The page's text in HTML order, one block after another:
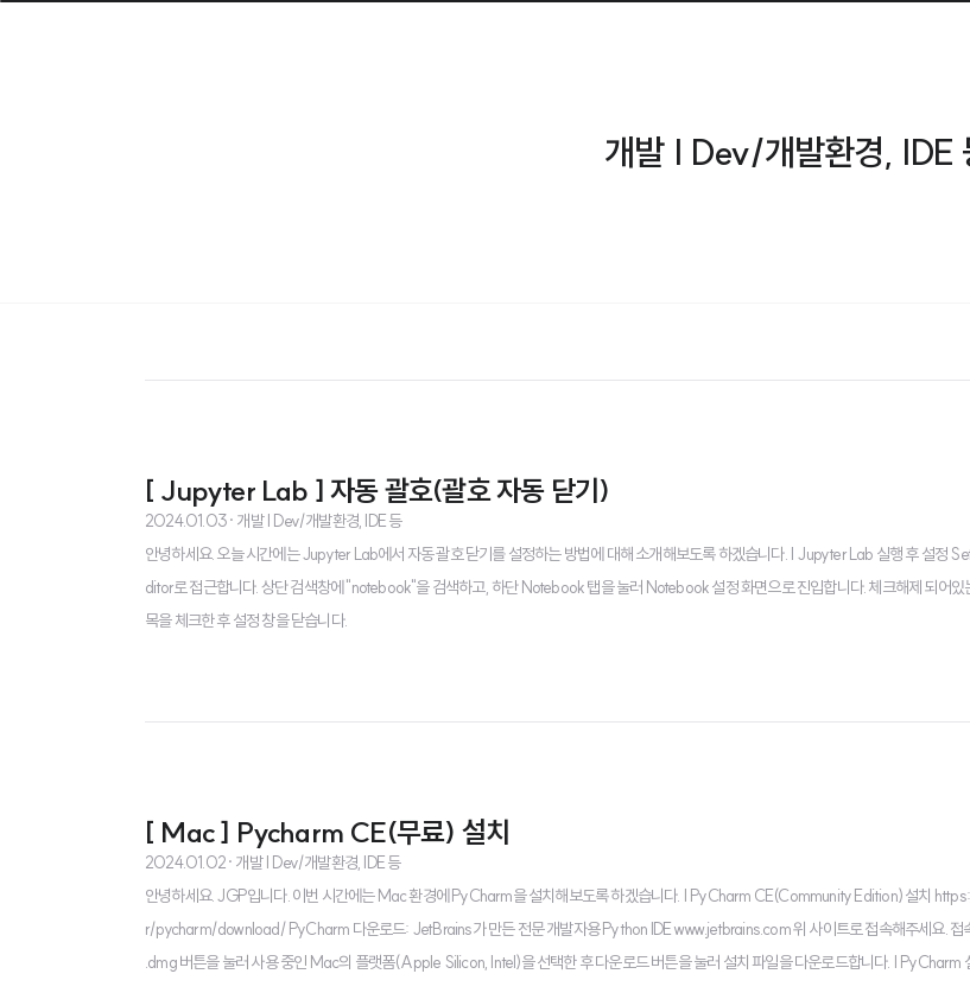
개발 | Dev/개발환경, IDE
[ Jupyter Lab ] 자동 괄호(괄호 자동 닫기)
2024.01.03· 개발 | Dev/개발환경, IDE 등
안녕하세요. 오늘 시간에는 Jupyter Lab에서 자동 괄호 닫기를 설정하는 방법에 대해 소개해보도록 하겠습니다. | Jupyter Lab 실행 후 설정
ditor로 접근합니다. 상단 검색창에 "notebook"을 검색하고, 하단 Notebook 탭을 눌러 Notebook 설정 화면으로 진입합니다. 체크해제 되어
목을 체크한 후 설정 창을 닫습니다.
[ Mac ] Pycharm CE(무료) 설치
2024.01.02· 개발 | Dev/개발환경, IDE 등
안녕하세요. JGP입니다. 이번 시간에는 Mac 환경에 PyCharm을 설치해보도록 하겠습니다. | PyCharm CE(Community Edition) 설치
r/pycharm/download/ PyCharm 다운로드: JetBrains가 만든 전문 개발자용 Python IDE www.jetbrains.com 위 사이트로 접속해주세요. 접
.dmg 버튼을 눌러 사용 중인 Mac의 플랫폼(Apple Silicon, Intel)을 선택한 후 다운로드 버튼을 눌러 설치 파일을 다운로드합니다. | PyCharm